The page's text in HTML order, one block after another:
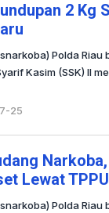
2 Kg
Polda Riau
Kasim (SSK) II
25
Lewat TPPU
Polda Riau